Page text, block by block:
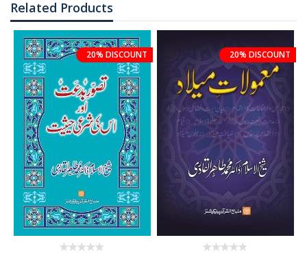
Related Products
20% DISCOUNT 20% DISCOUNT